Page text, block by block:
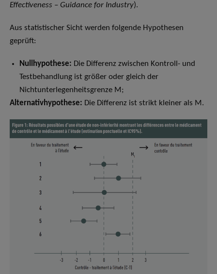
Effectiveness – Guidance for Industry).
Aus statistischer Sicht werden folgende Hypothesen
geprüft:
Nullhypothese: Die Differenz zwischen Kontroll- und
Testbehandlung ist größer oder gleich der
Nichtunterlegenheitsgrenze M;
Alternativhypothese: Die Differenz ist strikt kleiner als M.